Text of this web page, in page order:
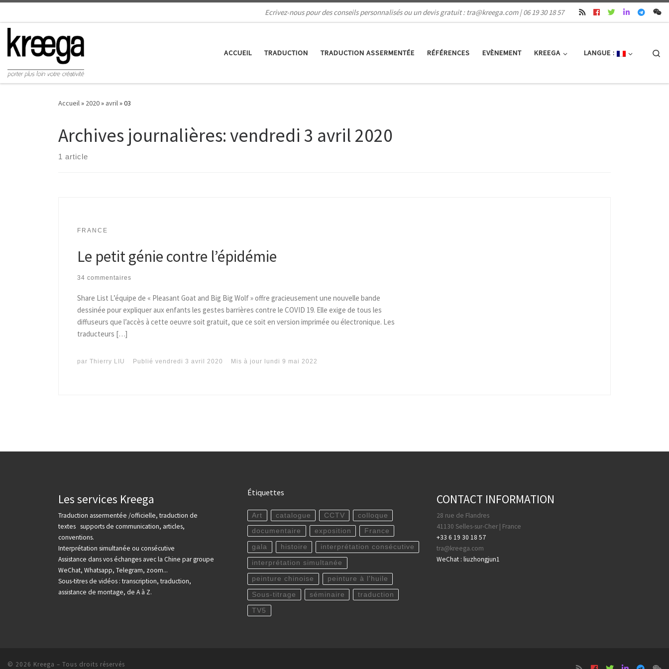
Ecrivez-nous pour des conseils personnalisés ou un devis gratuit : tra@kreega.com | 06 19 30 18 57
ACCUEIL TRADUCTION TRADUCTION ASSERMENTÉE RÉFÉRENCES EVÈNEMENT KREEGA LANGUE :
Accueil» 2020» avril»03
Archives journalières:vendredi 3 avril 2020
1 article
FRANCE
Le petit génie contre l’épidémie
34 commentaires
Share List L’équipe de « Pleasant Goat and Big Big Wolf » offre gracieusement une nouvelle bande
dessinée pour expliquer aux enfants les gestes barrières contre le COVID 19. Elle exige de tous les
diffuseurs que l’accès à cette oeuvre soit gratuit, que ce soit en version imprimée ou électronique. Les
traducteurs […]
par Thierry LIU Publié vendredi 3 avril 2020 Mis à jour lundi 9 mai 2022
Les services Kreega
Traduction assermentée /officielle, traduction de
textes supports de communication, articles,
conventions.
Interprétation simultanée ou consécutive
Assistance dans vos échanges avec la Chine par groupe
WeChat, Whatsapp, Telegram, zoom...
Sous-titres de vidéos : transcription, traduction,
assistance de montage, de A à Z.
Étiquettes
Art catalogue CCTV colloque
documentaire exposition France
gala histoire interprétation consécutive
interprétation simultanée
peinture chinoise peinture à l'huile
Sous-titrage séminaire traduction
TV5
CONTACT INFORMATION
28 rue de Flandres
41130 Selles-sur-Cher | France
+33 6 19 30 18 57
tra@kreega.com
WeChat : liuzhongjun1
© 2026 Kreega – Tous droits réservés